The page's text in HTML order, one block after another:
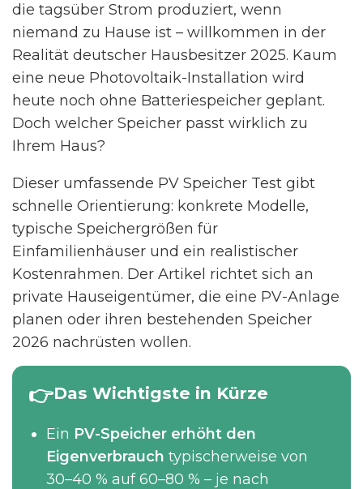
die tagsüber Strom produziert, wenn
niemand zu Hause ist – willkommen in der
Realität deutscher Hausbesitzer 2025. Kaum
eine neue Photovoltaik-Installation wird
heute noch ohne Batteriespeicher geplant.
Doch welcher Speicher passt wirklich zu
Ihrem Haus?
Dieser umfassende PV Speicher Test gibt
schnelle Orientierung: konkrete Modelle,
typische Speichergrößen für
Einfamilienhäuser und ein realistischer
Kostenrahmen. Der Artikel richtet sich an
private Hauseigentümer, die eine PV-Anlage
planen oder ihren bestehenden Speicher
2026 nachrüsten wollen.
Das Wichtigste in Kürze
Ein PV-Speicher erhöht den
Eigenverbrauch typischerweise von
30–40 % auf 60–80 % – je nach